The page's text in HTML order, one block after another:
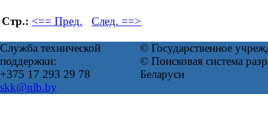
Стр.: <== Пред. След. ==>
Служба технической
поддержки:
+375 17 293 29 78
skk@nlb.by
© Государственное
© Поисковая система
Беларуси